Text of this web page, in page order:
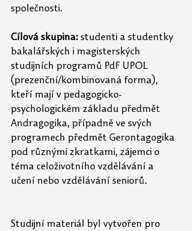
společnosti.
Cílová skupina: studenti a studentky
bakalářských i magisterských
studijních programů PdF UPOL
(prezenční/kombinovaná forma),
kteří mají v pedagogicko-
psychologickém základu předmět
Andragogika, případně ve svých
programech předmět Gerontagogika
pod různými zkratkami, zájemci o
téma celoživotního vzdělávání a
učení nebo vzdělávání seniorů.
Studijní materiál byl vytvořen pro